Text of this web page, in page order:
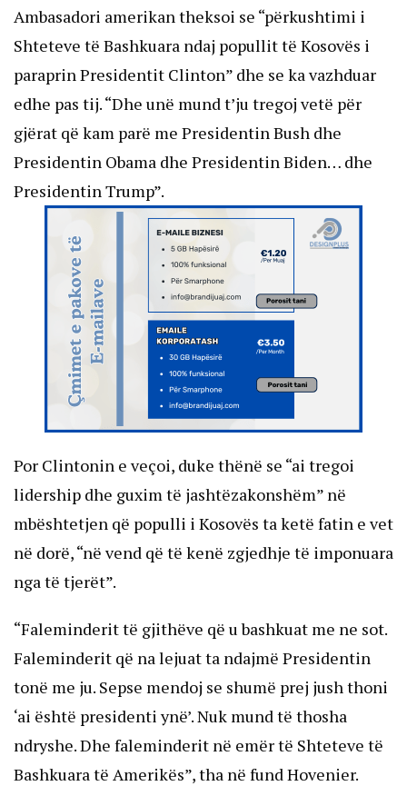
Ambasadori amerikan theksoi se “përkushtimi i
Shteteve të Bashkuara ndaj popullit të Kosovës i
paraprin Presidentit Clinton” dhe se ka vazhduar
edhe pas tij. “Dhe unë mund t’ju tregoj vetë për
gjërat që kam parë me Presidentin Bush dhe
Presidentin Obama dhe Presidentin Biden… dhe
Presidentin Trump”.
Por Clintonin e veçoi, duke thënë se “ai tregoi
lidership dhe guxim të jashtëzakonshëm” në
mbështetjen që populli i Kosovës ta ketë fatin e vet
në dorë, “në vend që të kenë zgjedhje të imponuara
nga të tjerët”.
“Faleminderit të gjithëve që u bashkuat me ne sot.
Faleminderit që na lejuat ta ndajmë Presidentin
tonë me ju. Sepse mendoj se shumë prej jush thoni
‘ai është presidenti ynë’. Nuk mund të thosha
ndryshe. Dhe faleminderit në emër të Shteteve të
Bashkuara të Amerikës”, tha në fund Hovenier.